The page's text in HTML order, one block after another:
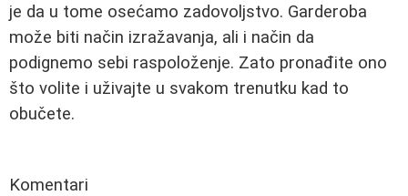
je da u tome osećamo zadovoljstvo. Garderoba
može biti način izražavanja, ali i način da
podignemo sebi raspoloženje. Zato pronađite ono
što volite i uživajte u svakom trenutku kad to
obučete.
Komentari